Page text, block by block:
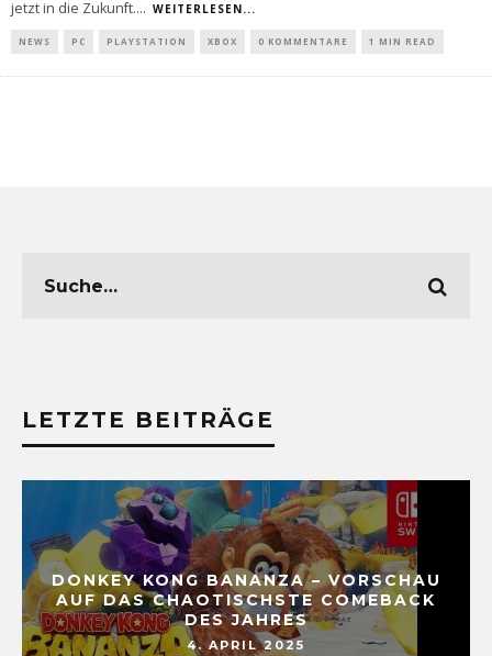
jetzt in die Zukunft.... WEITERLESEN...
NEWS PC PLAYSTATION XBOX 0 KOMMENTARE 1 MIN READ
LETZTE BEITRÄGE
DONKEY KONG BANANZA – VORSCHAU
AUF DAS CHAOTISCHSTE COMEBACK
DES JAHRES
4. APRIL 2025